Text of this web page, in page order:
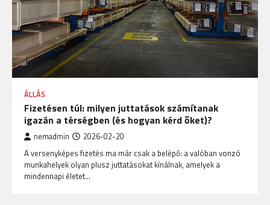
ÁLLÁS
Fizetésen túl: milyen juttatások számítanak
igazán a térségben (és hogyan kérd őket)?
nemadmin 2026-02-20
A versenyképes fizetés ma már csak a belépő: a valóban vonzó
munkahelyek olyan plusz juttatásokat kínálnak, amelyek a
mindennapi életet…